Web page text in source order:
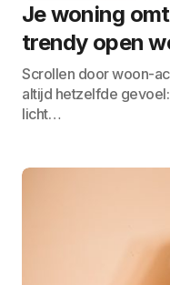
Je woning
trendy open
Scrollen door woon-
altijd hetzelfde
licht…